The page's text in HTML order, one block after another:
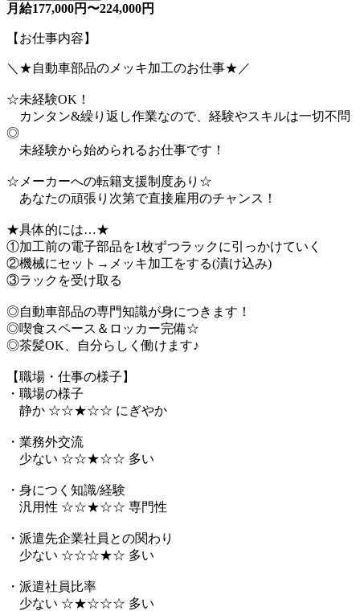
月給177,000円〜224,000円
【お仕事内容】
＼★自動車部品のメッキ加工のお仕事★／
☆未経験OK！
カンタン&繰り返し作業なので、経験やスキルは一切不問
◎
未経験から始められるお仕事です！
☆メーカーへの転籍支援制度あり☆
あなたの頑張り次第で直接雇用のチャンス！
★具体的には…★
①加工前の電子部品を1枚ずつラックに引っかけていく
②機械にセット→メッキ加工をする(漬け込み)
③ラックを受け取る
◎自動車部品の専門知識が身につきます！
◎喫食スペース＆ロッカー完備☆
◎茶髪OK、自分らしく働けます♪
【職場・仕事の様子】
・職場の様子
静か ☆☆★☆☆ にぎやか
・業務外交流
少ない ☆☆★☆☆ 多い
・身につく知識/経験
汎用性 ☆☆★☆☆ 専門性
・派遣先企業社員との関わり
少ない ☆☆☆★☆ 多い
・派遣社員比率
少ない ☆★☆☆☆ 多い